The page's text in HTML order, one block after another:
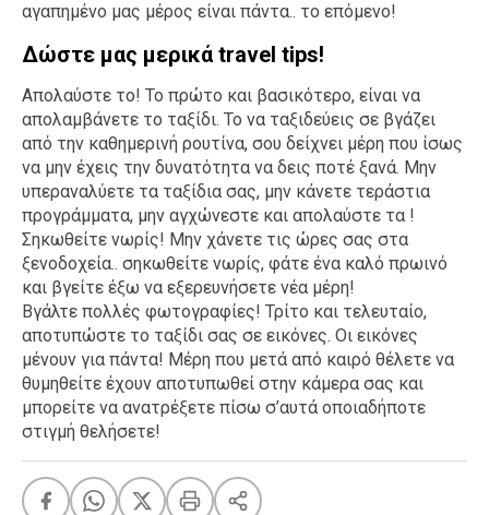
αγαπημένο μας μέρος είναι πάντα.. το επόμενο!
Δώστε μας μερικά travel tips!
Απολαύστε το! Το πρώτο και βασικότερο, είναι να
απολαμβάνετε το ταξίδι. Το να ταξιδεύεις σε βγάζει
από την καθημερινή ρουτίνα, σου δείχνει μέρη που ίσως
να μην έχεις την δυνατότητα να δεις ποτέ ξανά. Μην
υπεραναλύετε τα ταξίδια σας, μην κάνετε τεράστια
προγράμματα, μην αγχώνεστε και απολαύστε τα !
Σηκωθείτε νωρίς! Μην χάνετε τις ώρες σας στα
ξενοδοχεία.. σηκωθείτε νωρίς, φάτε ένα καλό πρωινό
και βγείτε έξω να εξερευνήσετε νέα μέρη!
Βγάλτε πολλές φωτογραφίες! Τρίτο και τελευταίο,
αποτυπώστε το ταξίδι σας σε εικόνες. Οι εικόνες
μένουν για πάντα! Μέρη που μετά από καιρό θέλετε να
θυμηθείτε έχουν αποτυπωθεί στην κάμερα σας και
μπορείτε να ανατρέξετε πίσω σ’αυτά οποιαδήποτε
στιγμή θελήσετε!